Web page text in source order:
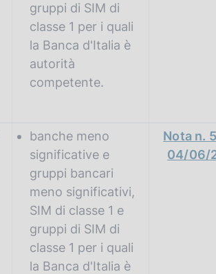
gruppi di SIM di
classe 1 per i quali
la Banca d'Italia è
autorità
competente.
banche meno
significative e
gruppi bancari
meno significativi,
SIM di classe 1 e
gruppi di SIM di
classe 1 per i quali
la Banca d'Italia è
Nota n.
04/06/